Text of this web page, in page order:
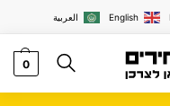
العربية English
0